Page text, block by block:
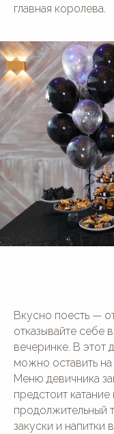
главная королева.
Вкусно поесть —
отказывайте себе
вечеринке. В этот
можно оставить на
Меню девичника
предстоит
продолжительный
закуски и